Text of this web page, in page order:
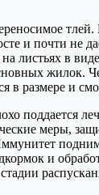
и почти не
листьях в
жилок.
в размере и
поддается
меры,
и